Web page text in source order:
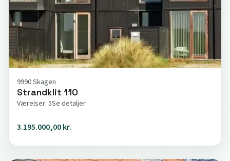
9990 Skagen
Strandklit 110
Værelser: 5Se detaljer
3.195.000,00 kr.